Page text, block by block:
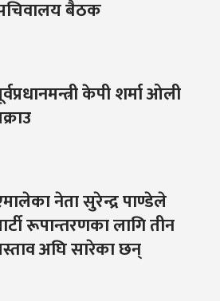
बैठक
केपी शर्मा ओली
नेता सुरेन्द्र पाण्डेले
रूपान्तरणका लागि तीन
अघि सारेका छन्